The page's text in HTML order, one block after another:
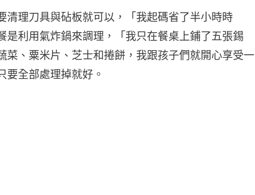
清理刀具與砧板就可以，「我起碼省了半小時時
是利用氣炸鍋來調理，「我只在餐桌上鋪了五張錫
菜、粟米片、芝士和捲餅，我跟孩子們就開心享受一
要全部處理掉就好。